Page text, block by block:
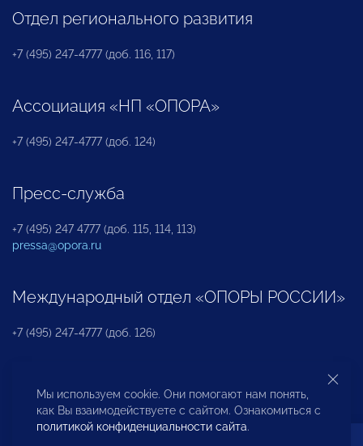
Отдел регионального развития
+7 (495) 247-4777 (доб. 116, 117)
Ассоциация «НП «ОПОРА»
+7 (495) 247-4777 (доб. 124)
Пресс-служба
+7 (495) 247 4777 (доб. 115, 114, 113)
pressa@opora.ru
Международный отдел «ОПОРЫ РОССИИ»
+7 (495) 247-4777 (доб. 126)
Бюро по защите прав предпринимателей и
инвесторов
Мы используем cookie. Они помогают нам понять,
как Вы взаимодействуете с сайтом. Ознакомиться с
политикой конфиденциальности сайта.